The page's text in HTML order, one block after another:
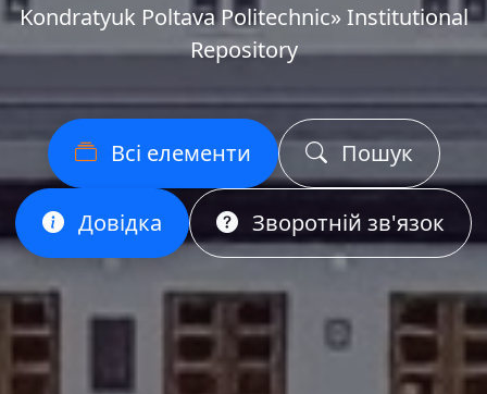
Kondratyuk Poltava Politechnic» Institutional
Repository
Всі елементи Пошук
Довідка Зворотній зв'язок